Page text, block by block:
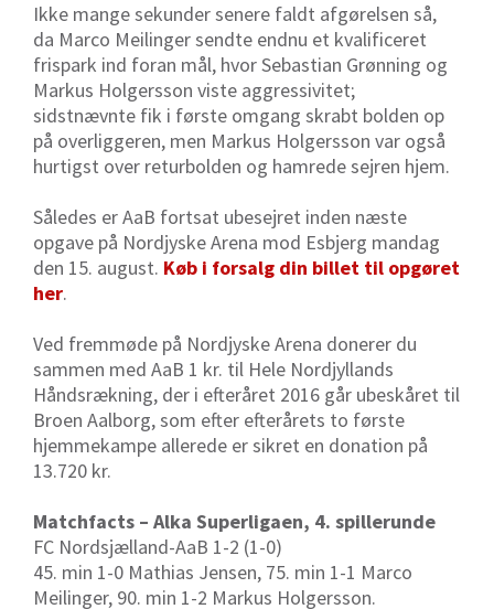
Ikke mange sekunder senere faldt afgørelsen så,
da Marco Meilinger sendte endnu et kvalificeret
frispark ind foran mål, hvor Sebastian Grønning og
Markus Holgersson viste aggressivitet;
sidstnævnte fik i første omgang skrabt bolden op
på overliggeren, men Markus Holgersson var også
hurtigst over returbolden og hamrede sejren hjem.
Således er AaB fortsat ubesejret inden næste
opgave på Nordjyske Arena mod Esbjerg mandag
den 15. august. Køb i forsalg din billet til opgøret
her.
Ved fremmøde på Nordjyske Arena donerer du
sammen med AaB 1 kr. til Hele Nordjyllands
Håndsrækning, der i efteråret 2016 går ubeskåret til
Broen Aalborg, som efter efterårets to første
hjemmekampe allerede er sikret en donation på
13.720 kr.
Matchfacts – Alka Superligaen, 4. spillerunde
FC Nordsjælland-AaB 1-2 (1-0)
45. min 1-0 Mathias Jensen, 75. min 1-1 Marco
Meilinger, 90. min 1-2 Markus Holgersson.